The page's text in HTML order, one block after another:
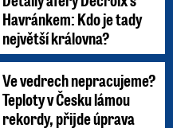
Havránkem: Kdo je tady
největší královna?
Ve vedrech nepracujeme?
Teploty v Česku lámou
rekordy, přijde úprava